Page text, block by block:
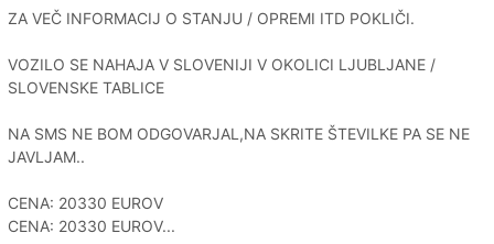
ZA VEČ INFORMACIJ O STANJU / OPREMI ITD POKLIČI.
VOZILO SE NAHAJA V SLOVENIJI V OKOLICI LJUBLJANE /
SLOVENSKE TABLICE
NA SMS NE BOM ODGOVARJAL,NA SKRITE ŠTEVILKE PA SE NE
JAVLJAM..
CENA: 20330 EUROV
CENA: 20330 EUROV...